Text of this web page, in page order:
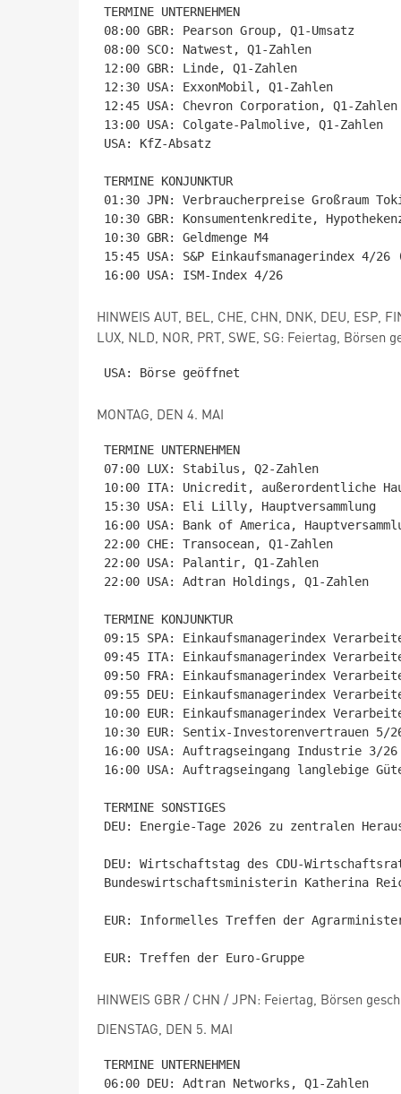
TERMINE UNTERNEHMEN
08:00 GBR: Pearson Group, Q1-Umsatz
08:00 SCO: Natwest, Q1-Zahlen
12:00 GBR: Linde, Q1-Zahlen
12:30 USA: ExxonMobil, Q1-Zahlen
12:45 USA: Chevron Corporation, Q1-Zahlen
13:00 USA: Colgate-Palmolive, Q1-Zahlen
USA: KfZ-Absatz
TERMINE KONJUNKTUR
01:30 JPN: Verbraucherpreise Großraum
10:30 GBR: Konsumentenkredite,
10:30 GBR: Geldmenge M4
15:45 USA: S&P Einkaufsmanagerindex 4/
HINWEIS AUT, BEL, CHE, CHN, DNK, DEU, ESP,
LUX, NLD, NOR, PRT, SWE, SG: Feiertag, Börsen
MONTAG, DEN 4. MAI
TERMINE UNTERNEHMEN
07:00 LUX: Stabilus, Q2-Zahlen
10:00 ITA: Unicredit, außerordentliche
15:30 USA: Eli Lilly, Hauptversammlung
16:00 USA: Bank of America,
22:00 CHE: Transocean, Q1-Zahlen
22:00 USA: Palantir, Q1-Zahlen
22:00 USA: Adtran Holdings, Q1-Zahlen
TERMINE KONJUNKTUR
09:15 SPA: Einkaufsmanagerindex
09:45 ITA: Einkaufsmanagerindex
09:50 FRA: Einkaufsmanagerindex
09:55 DEU: Einkaufsmanagerindex
10:00 EUR: Einkaufsmanagerindex
10:30 EUR: Sentix-Investorenvertrauen 5/
16:00 USA: Auftragseingang Industrie 3/26
16:00 USA: Auftragseingang langlebige
TERMINE SONSTIGES
DEU: Energie-Tage 2026 zu zentralen
DEU: Wirtschaftstag des CDU-
Bundeswirtschaftsministerin Katherina
EUR: Informelles Treffen der
HINWEIS GBR / CHN / JPN: Feiertag, Börsen
DIENSTAG, DEN 5. MAI
TERMINE UNTERNEHMEN
06:00 DEU: Adtran Networks, Q1-Zahlen